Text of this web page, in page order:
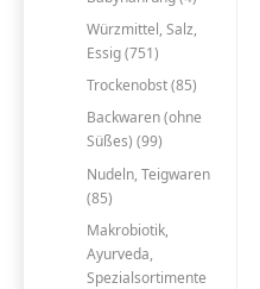
Würzmittel, Salz,
Essig (751)
Trockenobst (85)
Backwaren (ohne
Süßes) (99)
Nudeln, Teigwaren
(85)
Makrobiotik,
Ayurveda,
Spezialsortimente